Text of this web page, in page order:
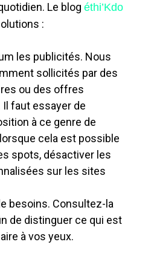
Le blog éthi’Kdo
:
les publicités. Nous
sollicités par des
ou des offres
faut essayer de
à ce genre de
cela est possible
spots, désactiver les
sur les sites
besoins. Consultez-la
de distinguer ce qui est
à vos yeux.